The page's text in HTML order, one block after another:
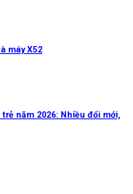
máy X52
năm 2026: Nhiều đổi mới,